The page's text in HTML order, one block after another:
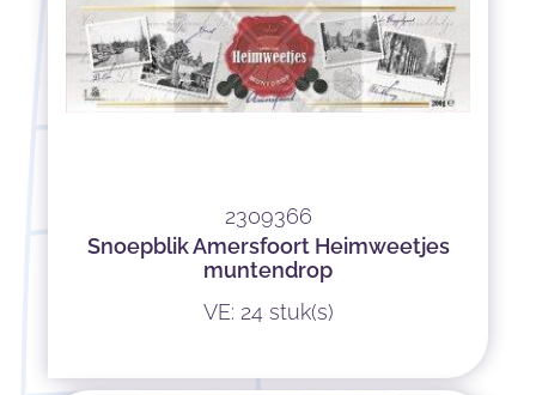
2309366
Snoepblik Amersfoort Heimweetjes
muntendrop
VE: 24 stuk(s)